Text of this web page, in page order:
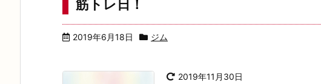
筋トレ日！
2019年6月18日 ジム
2019年11月30日